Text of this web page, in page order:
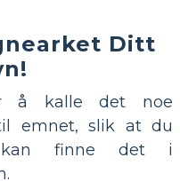
Ditt
å kalle det noe
emnet, slik at du
kan finne det i